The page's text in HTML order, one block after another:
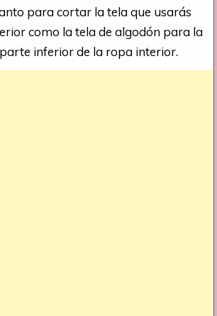
para cortar la tela que usarás
como la tela de algodón para la
inferior de la ropa interior.